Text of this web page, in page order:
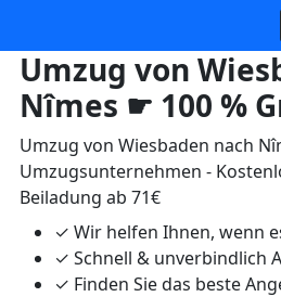
Umzug von
Nîmes ☛ 100 %
Umzug von Wiesbaden nach
Umzugsunternehmen -
Beiladung ab 71€
✓ Wir helfen Ihnen, wenn
✓ Schnell & unverbindlich
✓ Finden Sie das beste